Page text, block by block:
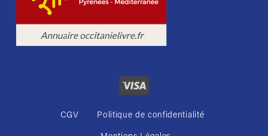
CGV Politique de confidentialité